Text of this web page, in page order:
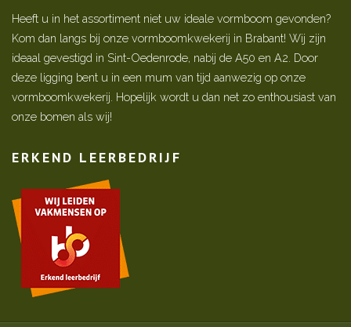
Heeft u in het assortiment niet uw ideale vormboom gevonden?
Kom dan langs bij onze vormboomkwekerij in Brabant! Wij zijn
ideaal gevestigd in Sint-Oedenrode, nabij de A50 en A2. Door
deze ligging bent u in een mum van tijd aanwezig op onze
vormboomkwekerij. Hopelijk wordt u dan net zo enthousiast van
onze bomen als wij!
ERKEND LEERBEDRIJF